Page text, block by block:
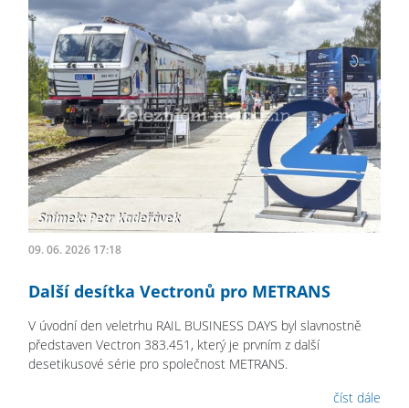
09. 06. 2026 17:18
Další desítka Vectronů pro METRANS
V úvodní den veletrhu RAIL BUSINESS DAYS byl slavnostně
představen Vectron 383.451, který je prvním z další
desetikusové série pro společnost METRANS.
číst dále